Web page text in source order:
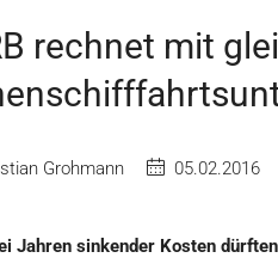
rechnet mit
Grohmann 05.02.2016
Jahren sinkender Kosten